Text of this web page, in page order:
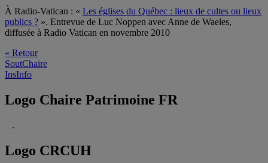
À Radio-Vatican : « Les églises du Québec : lieux de cultes ou lieux
publics ? ». Entrevue de Luc Noppen avec Anne de Waeles,
diffusée à Radio Vatican en novembre 2010
« Retour
SoutChaire
InsInfo
Logo Chaire Patrimoine FR
.
Logo CRCUH